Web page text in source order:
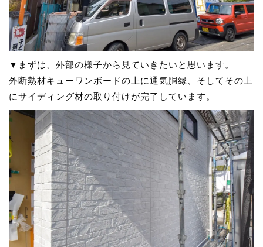
▼まずは、外部の様子から見ていきたいと思います。
外断熱材キューワンボードの上に通気胴縁、そしてその上
にサイディング材の取り付けが完了しています。